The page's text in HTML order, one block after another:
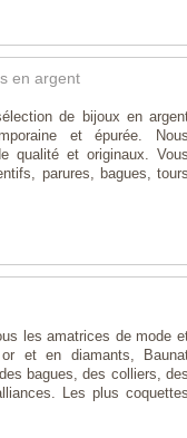
en argent
de bijoux en
et épurée. Nous
qualité et originaux. Vous
parures, bagues, tours
les amatrices de mode
et en diamants,
bagues, des colliers,
Les plus coquettes